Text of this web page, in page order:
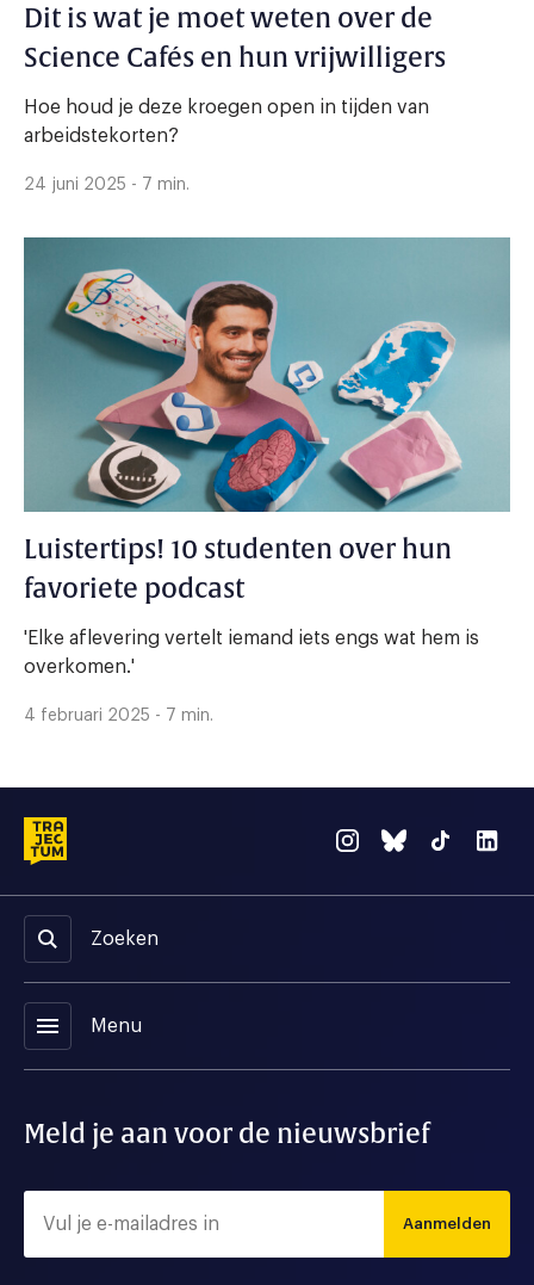
Dit is wat je moet weten over de
Science Cafés en hun vrijwilligers
Hoe houd je deze kroegen open in tijden van
arbeidstekorten?
24 juni 2025 - 7 min.
Luistertips! 10 studenten over hun
favoriete podcast
'Elke aflevering vertelt iemand iets engs wat hem is
overkomen.'
4 februari 2025 - 7 min.
Zoeken
menu Menu
Meld je aan voor de nieuwsbrief
Aanmelden